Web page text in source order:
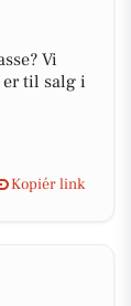
Vi
er til salg i
Kopiér link